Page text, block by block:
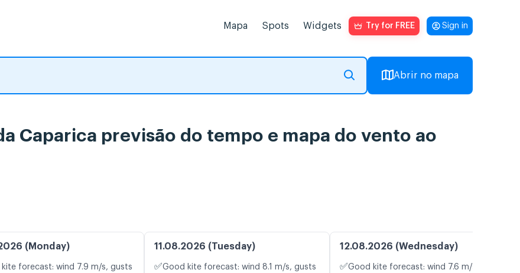
Mapa Spots Widgets Try for FREE Sign in
Abrir no mapa
Caparica previsão do tempo e mapa do vento ao
(Monday)
forecast: wind 7.9 m/s, gusts
11.08.2026 (Tuesday)
✅Good kite forecast: wind 8.1 m/s, gusts
12.08.2026 (Wednesday)
✅Good kite forecast: wind 7.6 m/s, gusts